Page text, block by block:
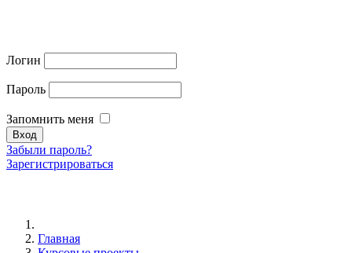
Логин
Пароль
Запомнить меня
Забыли пароль?
Зарегистрироваться
Главная